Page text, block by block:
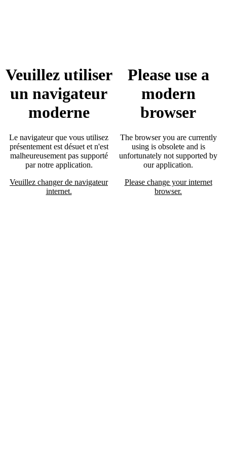
Veuillez utiliser
un navigateur
moderne
Le navigateur que vous utilisez
présentement est désuet et n'est
malheureusement pas supporté
par notre application.
Veuillez changer de navigateur
internet.
Please use a
modern
browser
The browser you are currently
using is obsolete and is
unfortunately not supported by
our application.
Please change your internet
browser.